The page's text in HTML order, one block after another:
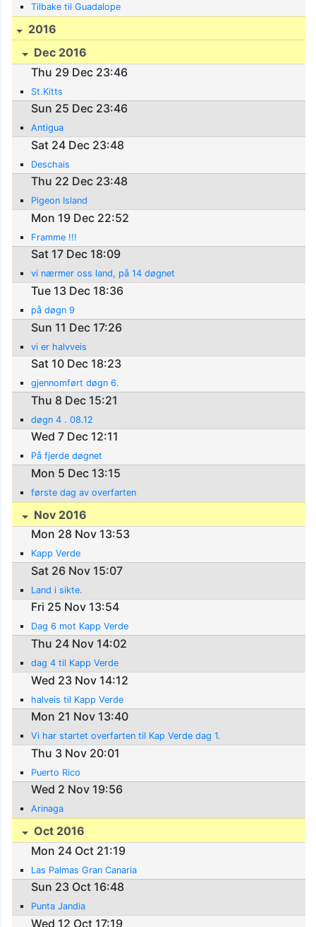
Tilbake til Guadalope
2016
Dec 2016
Thu 29 Dec 23:46
St.Kitts
Sun 25 Dec 23:46
Antigua
Sat 24 Dec 23:48
Deschais
Thu 22 Dec 23:48
Pigeon Island
Mon 19 Dec 22:52
Framme !!!
Sat 17 Dec 18:09
vi nærmer oss land, på 14 døgnet
Tue 13 Dec 18:36
på døgn 9
Sun 11 Dec 17:26
vi er halvveis
Sat 10 Dec 18:23
gjennomført døgn 6.
Thu 8 Dec 15:21
døgn 4 . 08.12
Wed 7 Dec 12:11
På fjerde døgnet
Mon 5 Dec 13:15
første dag av overfarten
Nov 2016
Mon 28 Nov 13:53
Kapp Verde
Sat 26 Nov 15:07
Land i sikte.
Fri 25 Nov 13:54
Dag 6 mot Kapp Verde
Thu 24 Nov 14:02
dag 4 til Kapp Verde
Wed 23 Nov 14:12
halveis til Kapp Verde
Mon 21 Nov 13:40
Vi har startet overfarten til Kap Verde dag 1.
Thu 3 Nov 20:01
Puerto Rico
Wed 2 Nov 19:56
Arinaga
Oct 2016
Mon 24 Oct 21:19
Las Palmas Gran Canaria
Sun 23 Oct 16:48
Punta Jandia
Wed 12 Oct 17:19